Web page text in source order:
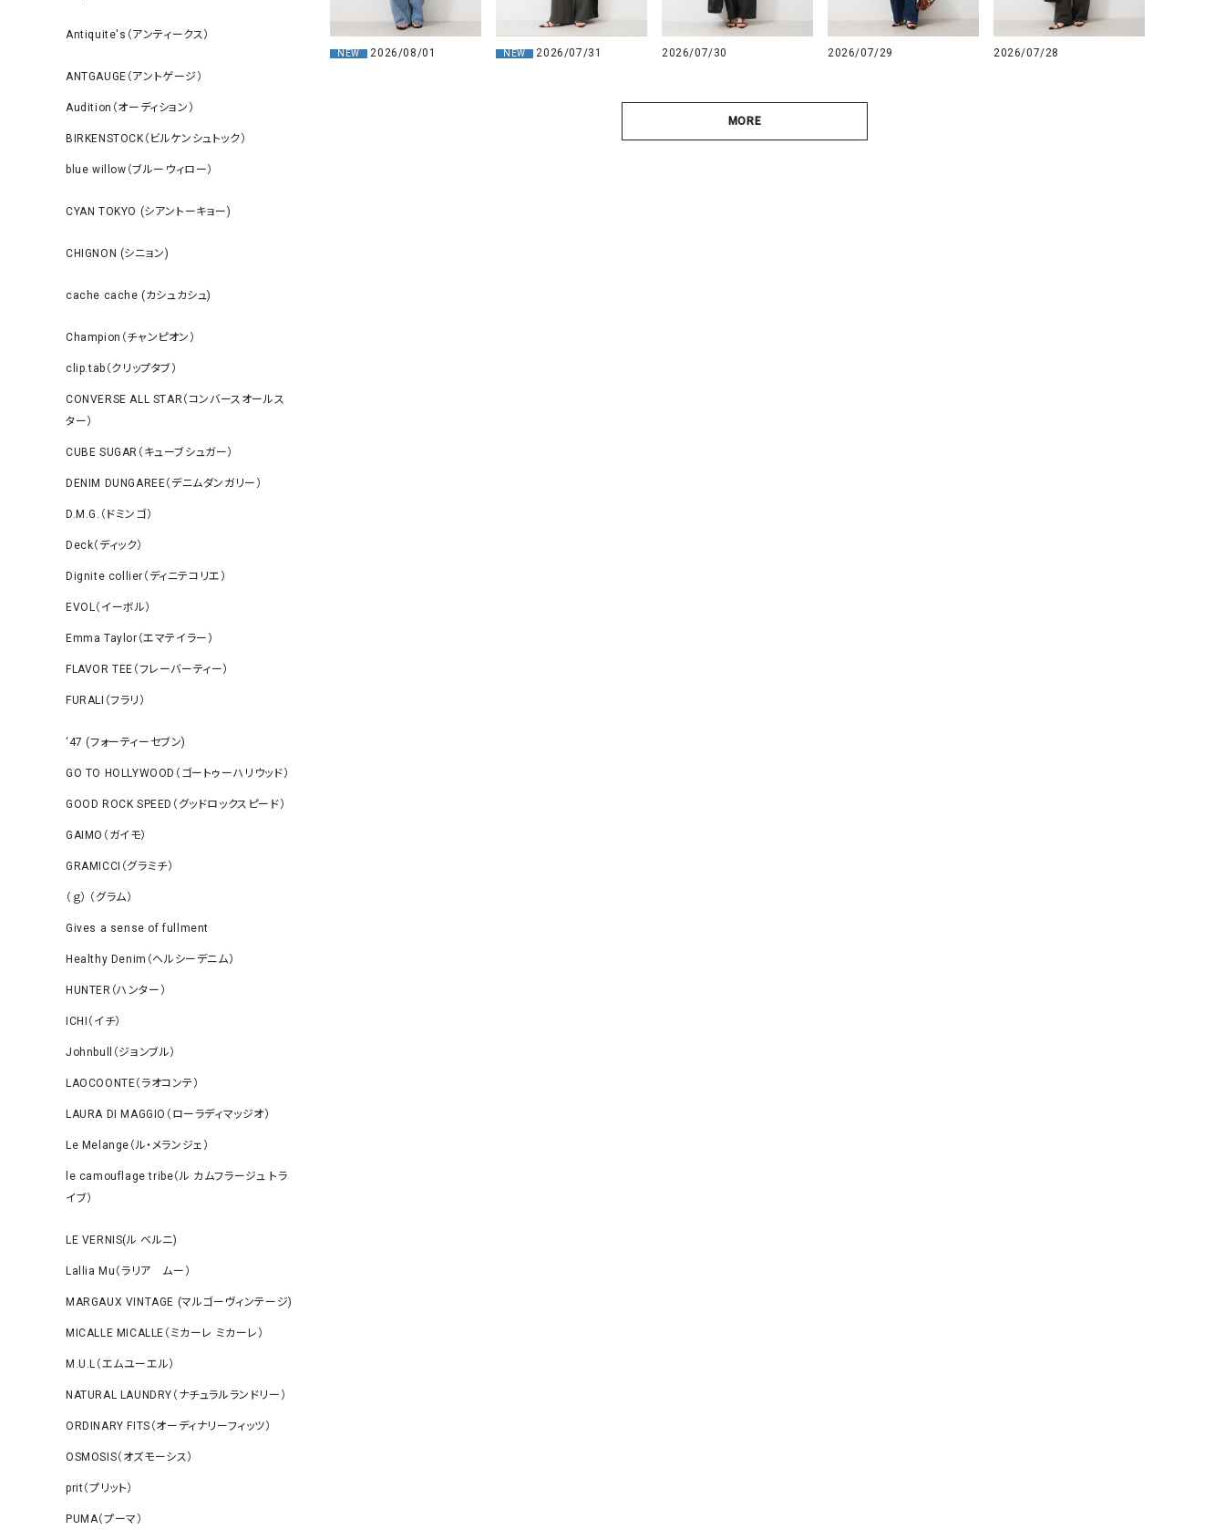
Antiquite's（アンティークス）
ANTGAUGE（アントゲージ）
Audition（オーディション）
BIRKENSTOCK（ビルケンシュトック）
blue willow（ブルーウィロー）
CYAN TOKYO (シアントーキョー)
CHIGNON (シニョン)
cache cache (カシュカシュ)
Champion（チャンピオン）
clip.tab（クリップタブ）
CONVERSE ALL STAR（コンバースオールス
ター）
CUBE SUGAR（キューブシュガー）
DENIM DUNGAREE（デニムダンガリー）
D.M.G.（ドミンゴ）
Deck（ディック）
Dignite collier（ディニテコリエ）
EVOL（イーボル）
Emma Taylor（エマテイラー）
FLAVOR TEE（フレーバーティー）
FURALI（フラリ）
‘47 (フォーティーセブン)
GO TO HOLLYWOOD（ゴートゥーハリウッド）
GOOD ROCK SPEED（グッドロックスピード）
GAIMO（ガイモ）
GRAMICCI（グラミチ）
（ｇ） （グラム）
Gives a sense of fullment
Healthy Denim（ヘルシーデニム）
HUNTER（ハンター）
ICHI（イチ）
Johnbull（ジョンブル）
LAOCOONTE（ラオコンテ）
LAURA DI MAGGIO（ローラディマッジオ）
Le Melange（ル・メランジェ）
le camouflage tribe（ル カムフラージュ トラ
イブ）
LE VERNIS(ル ベルニ)
Lallia Mu（ラリア ムー）
MARGAUX VINTAGE (マルゴーヴィンテージ)
MICALLE MICALLE（ミカーレ ミカーレ）
M.U.L（エムユーエル）
NATURAL LAUNDRY（ナチュラルランドリー）
ORDINARY FITS（オーディナリーフィッツ）
OSMOSIS（オズモーシス）
prit（プリット）
PUMA（プーマ）
NEW 2026/08/01 NEW 2026/07/31 2026/07/30 2026/07/29 2026/07/28
MORE